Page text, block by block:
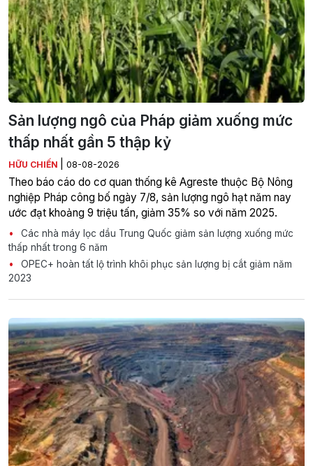
Sản lượng ngô của Pháp giảm xuống mức
thấp nhất gần 5 thập kỷ
HỮU CHIẾN 08-08-2026
Theo báo cáo do cơ quan thống kê Agreste thuộc Bộ Nông
nghiệp Pháp công bố ngày 7/8, sản lượng ngô hạt năm nay
ước đạt khoảng 9 triệu tấn, giảm 35% so với năm 2025.
Các nhà máy lọc dầu Trung Quốc giảm sản lượng xuống mức
thấp nhất trong 6 năm
OPEC+ hoàn tất lộ trình khôi phục sản lượng bị cắt giảm năm
2023